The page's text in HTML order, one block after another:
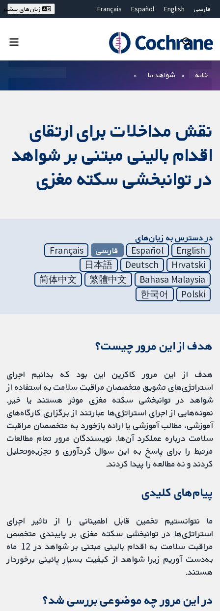
فارسی English
Español
Français
Bahasa Malaysia
ไทย
繁體中文
زبان‌های بیشتر
خانه شواهد ما
نقش مداخلات برای ارتقای
اقدام بالینی مبتنی بر شواهد
در توانبخشی سکته مغزی
در دسترس به زیان‌های
English
Español فارسی
Français
Hrvatski
Deutsch
日本語
Bahasa Malaysia
繁體中文
简体中文
Polski
한국어
هدف از این مرور چیست؟
هدف از این مرور کاکرین این بود که بدانیم اجرای
استراتژی‌های تشویق متخصصان مراقبت سلامت به استفاده از
شواهد در توانبخشی سکته مغزی موثر هستند یا خیر.
نمونه‌هایی از اجرای استراتژی‌ها عبارتند از برگزاری کارگاه‌های
آموزشی، مطالب آموزشی یا ارائه بازخورد به متخصصان مراقبت
سلامت درباره عملکرد آن‌ها. نویسندگان مرور تمام مطالعات
مرتبط را برای پاسخ به این سوال گردآوری و تجزیه‌و‌تحلیل
کردند و نه مطالعه را پیدا کردند.
پیام‌های کلیدی
ما نتوانستیم تخمین قابل اطمینانی را از تاثیر اجرای
استراتژی‌ها در توانبخشی سکته مغزی بر پایبندی متخصص
مراقبت سلامت به اقدام بالینی مبتنی بر شواهد در 12 ماه
به‌دست آوریم زیرا شواهد از کیفیت بسیار پائینی برخوردار
هستند.
در این مرور چه موضوعی بررسی شد؟